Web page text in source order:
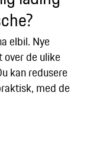
elbil. Nye
de ulike
kan redusere
med de